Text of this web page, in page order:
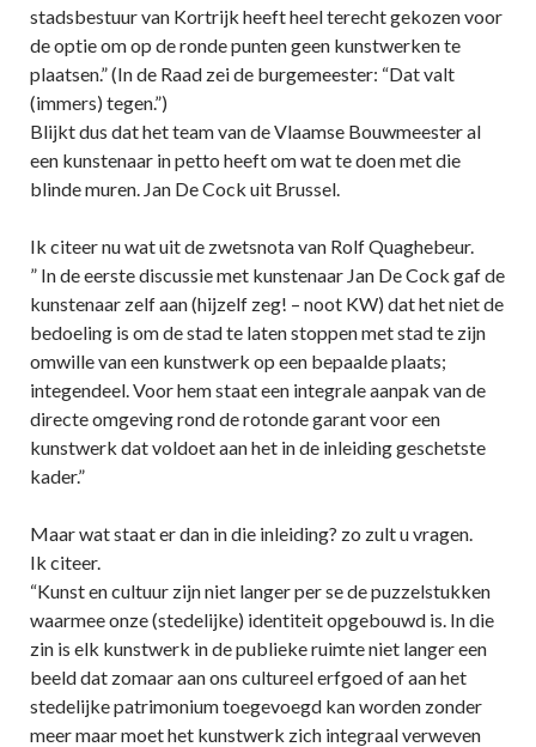
stadsbestuur van Kortrijk heeft heel terecht gekozen voor
de optie om op de ronde punten geen kunstwerken te
plaatsen.” (In de Raad zei de burgemeester: “Dat valt
(immers) tegen.”)
Blijkt dus dat het team van de Vlaamse Bouwmeester al
een kunstenaar in petto heeft om wat te doen met die
blinde muren. Jan De Cock uit Brussel.
Ik citeer nu wat uit de zwetsnota van Rolf Quaghebeur.
” In de eerste discussie met kunstenaar Jan De Cock gaf de
kunstenaar zelf aan (hijzelf zeg! – noot KW) dat het niet de
bedoeling is om de stad te laten stoppen met stad te zijn
omwille van een kunstwerk op een bepaalde plaats;
integendeel. Voor hem staat een integrale aanpak van de
directe omgeving rond de rotonde garant voor een
kunstwerk dat voldoet aan het in de inleiding geschetste
kader.”
Maar wat staat er dan in die inleiding? zo zult u vragen.
Ik citeer.
“Kunst en cultuur zijn niet langer per se de puzzelstukken
waarmee onze (stedelijke) identiteit opgebouwd is. In die
zin is elk kunstwerk in de publieke ruimte niet langer een
beeld dat zomaar aan ons cultureel erfgoed of aan het
stedelijke patrimonium toegevoegd kan worden zonder
meer maar moet het kunstwerk zich integraal verweven